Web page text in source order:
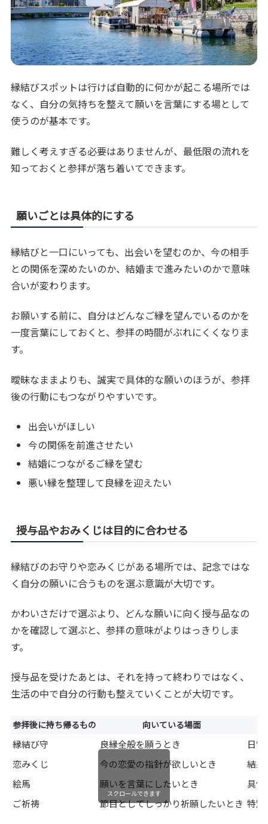
縁結びスポットは行けば自動的に何かが起こる場所では
なく、自分の気持ちを整えて願いを言葉にする場として
使うのが基本です。
難しく考えすぎる必要はありませんが、最低限の流れを
知っておくと参拝が落ち着いてできます。
願いごとは具体的にする
縁結びと一口にいっても、出会いを望むのか、今の相手
との関係を深めたいのか、結婚まで進みたいのかで意味
合いが変わります。
お願いする前に、自分はどんなご縁を望んでいるのかを
一度言葉にしておくと、参拝の時間がぶれにくくなりま
す。
曖昧なままよりも、誠実で具体的な願いのほうが、参拝
後の行動にもつながりやすいです。
出会いがほしい
今の関係を前進させたい
結婚につながるご縁を望む
悪い縁を整理して良縁を迎えたい
授与品やおみくじは目的に合わせる
縁結びのお守りや恋みくじがある場所では、記念ではな
く自分の願いに合うものを選ぶ意識が大切です。
かわいさだけで選ぶより、どんな願いに向く授与品なの
かを確認して選ぶと、参拝の意味がよりはっきりしま
す。
授与品を受けたあとは、それを持って終わりではなく、
生活の中で自分の行動も整えていくことが大切です。
参拝後に持ち帰るもの 向いている場面
縁結び守 良縁全般を願うとき
日
恋みくじ
今の恋愛の指針が欲しいとき
結果
絵馬
願いを言葉にしたいとき
具体
ご祈祷
節目としてしっかり祈願したいとき 特別
スクロールできます